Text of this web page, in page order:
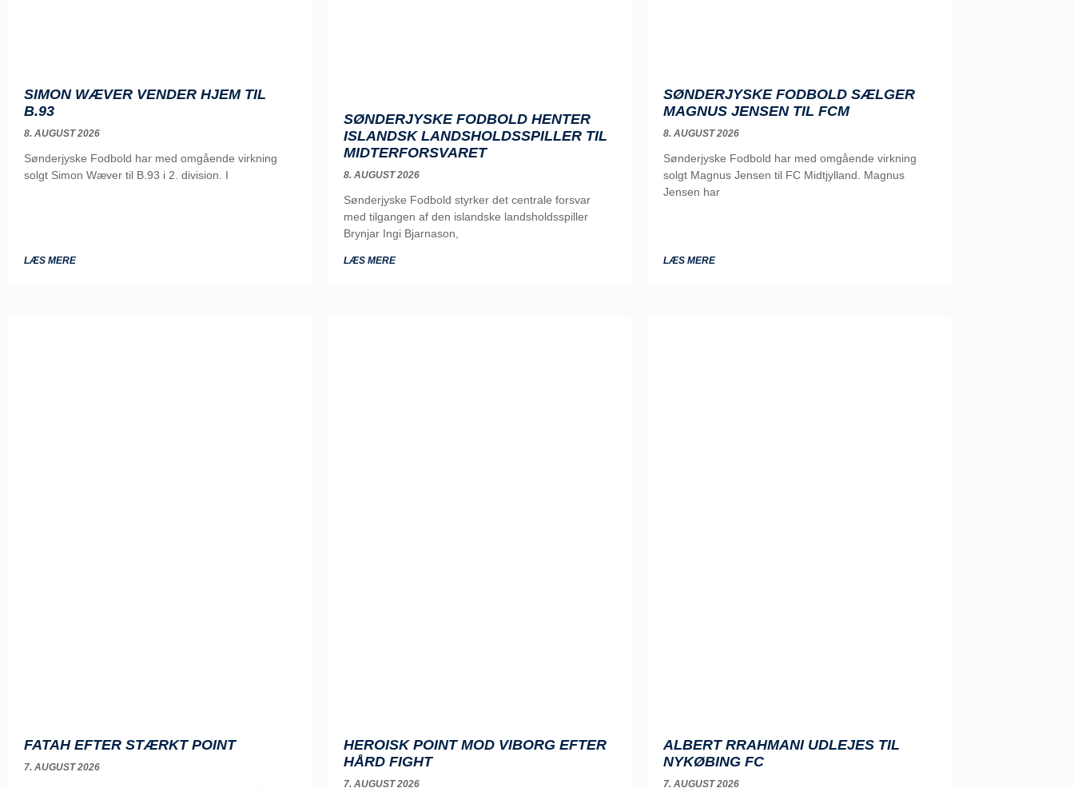
SIMON WÆVER VENDER HJEM TIL
B.93
8. AUGUST 2026
Sønderjyske Fodbold har med omgående virkning
solgt Simon Wæver til B.93 i 2. division. I
LÆS MERE
SØNDERJYSKE FODBOLD HENTER
ISLANDSK LANDSHOLDSSPILLER TIL
MIDTERFORSVARET
8. AUGUST 2026
Sønderjyske Fodbold styrker det centrale forsvar
med tilgangen af den islandske landsholdsspiller
Brynjar Ingi Bjarnason,
LÆS MERE
SØNDERJYSKE FODBOLD SÆLGER
MAGNUS JENSEN TIL FCM
8. AUGUST 2026
Sønderjyske Fodbold har med omgående virkning
solgt Magnus Jensen til FC Midtjylland. Magnus
Jensen har
LÆS MERE
FATAH EFTER STÆRKT POINT
7. AUGUST 2026
HEROISK POINT MOD VIBORG EFTER
HÅRD FIGHT
7. AUGUST 2026
ALBERT RRAHMANI UDLEJES TIL
NYKØBING FC
7. AUGUST 2026